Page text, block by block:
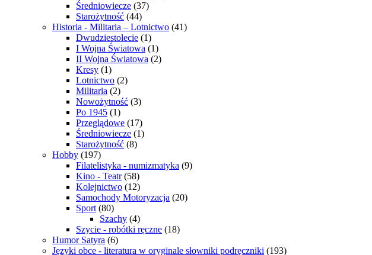
Średniowiecze (37)
Starożytność (44)
Historia - Militaria – Lotnictwo (41)
Dwudziestolecie (1)
I Wojna Światowa (1)
II Wojna Światowa (2)
Kresy (1)
Lotnictwo (2)
Militaria (2)
Nowożytność (3)
Po 1945 (1)
Przeglądowe (17)
Średniowiecze (1)
Starożytność (8)
Hobby (197)
Filatelistyka - numizmatyka (9)
Kino - Teatr (58)
Kolejnictwo (12)
Samochody Motoryzacja (20)
Sport (80)
Szachy (4)
Szycie - robótki ręczne (18)
Humor Satyra (6)
Języki obce - literatura w oryginale słowniki podręczniki (193)